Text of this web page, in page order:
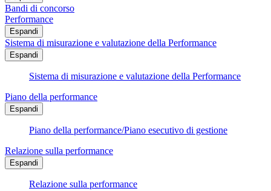
Bandi di concorso
Performance
Espandi
Sistema di misurazione e valutazione della Performance
Espandi
Sistema di misurazione e valutazione della Performance
Piano della performance
Espandi
Piano della performance/Piano esecutivo di gestione
Relazione sulla performance
Espandi
Relazione sulla performance